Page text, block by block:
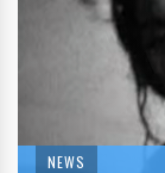
NEWS